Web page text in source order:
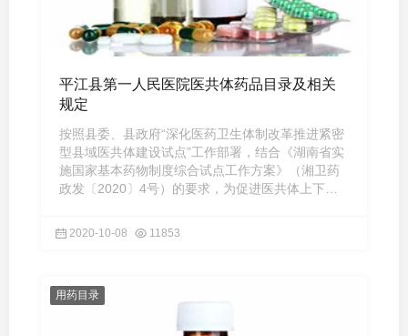
平江县第一人民医院医共体药品目录及相关
规定
按照县委、县政府“深化医药卫生体制改革推进紧密
型县域医共体建设试点”工作部署，结合《湖南省实
施国家基本药物制度综合试点工作方案》（湘卫药
政发〔2020〕4号）的要求，为促进医共体上下级
2020-10-08 11853
用药目录